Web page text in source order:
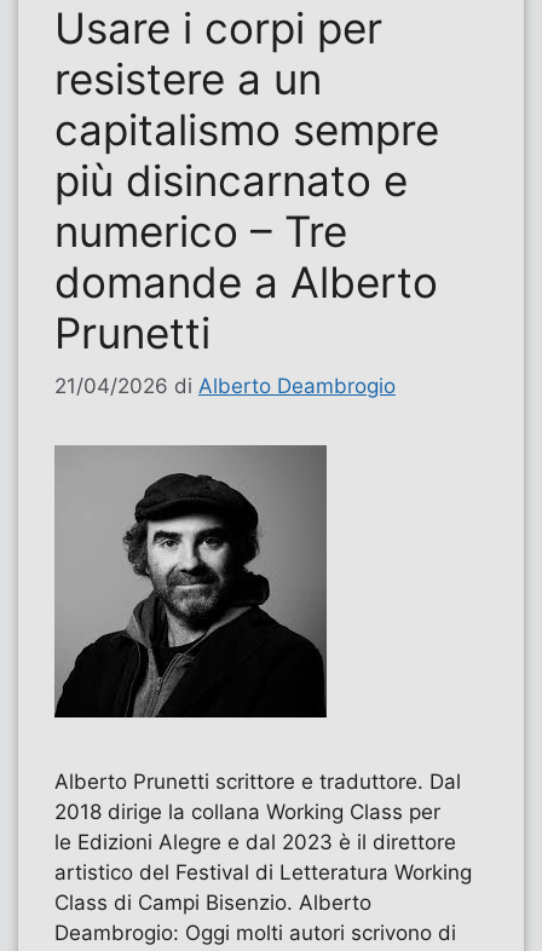
Usare i corpi per
resistere a un
capitalismo sempre
più disincarnato e
numerico – Tre
domande a Alberto
Prunetti
21/04/2026 di Alberto Deambrogio
Alberto Prunetti scrittore e traduttore. Dal
2018 dirige la collana Working Class per
le Edizioni Alegre e dal 2023 è il direttore
artistico del Festival di Letteratura Working
Class di Campi Bisenzio. Alberto
Deambrogio: Oggi molti autori scrivono di